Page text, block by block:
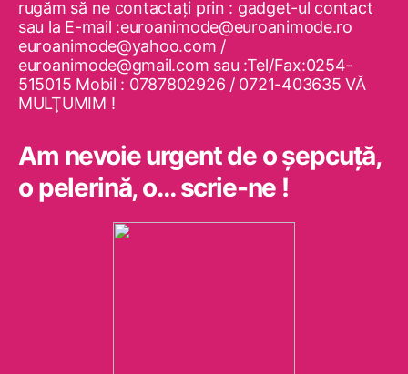
rugăm să ne contactaţi prin : gadget-ul contact
sau la E-mail :euroanimode@euroanimode.ro
euroanimode@yahoo.com /
euroanimode@gmail.com sau :Tel/Fax:0254-
515015 Mobil : 0787802926 / 0721-403635 VĂ
MULŢUMIM !
Am nevoie urgent de o şepcuţă,
o pelerină, o… scrie-ne !